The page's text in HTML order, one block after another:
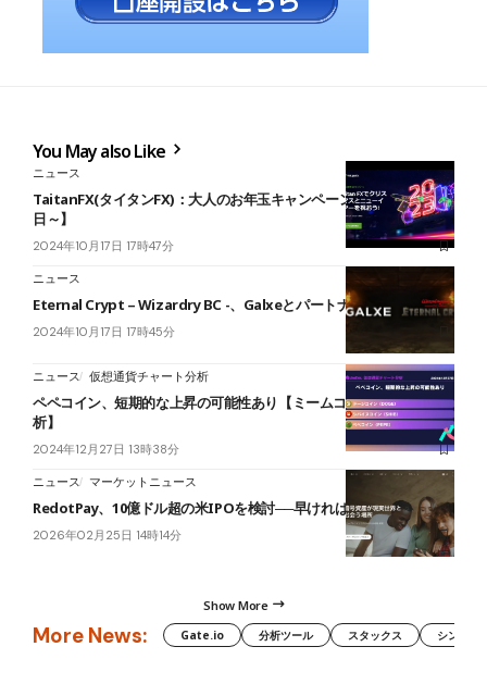
You May also Like
ニュース
TaitanFX(タイタンFX)：大人のお年玉キャンペーンを開催【12月19
日～】
2024年10月17日 17時47分
ニュース
Eternal Crypt – Wizardry BC -、Galxeとパートナーシップを締結
2024年10月17日 17時45分
ニュース 仮想通貨チャート分析
ペペコイン、短期的な上昇の可能性あり【ミームコインチャート分
析】
2024年12月27日 13時38分
ニュース マーケットニュース
RedotPay、10億ドル超の米IPOを検討──早ければ2026年内＝報道
2026年02月25日 14時14分
Show More
More News: Gate.io 分析ツール スタックス シンボル